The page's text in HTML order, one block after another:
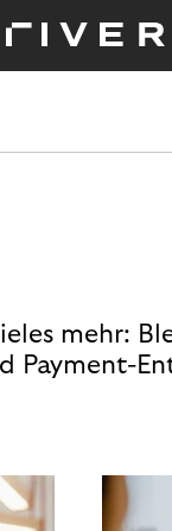
mehr:
Payment-